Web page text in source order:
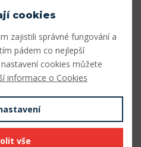
těsnění
192
cookies
zajistili správné fungování a
pádem co nejlepší
cookies můžete
informace o Cookies
vše